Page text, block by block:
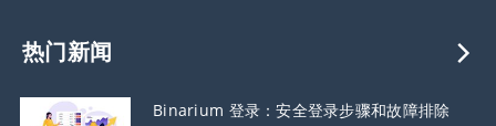
热门新闻
Binarium 登录：安全登录步骤和故障排除